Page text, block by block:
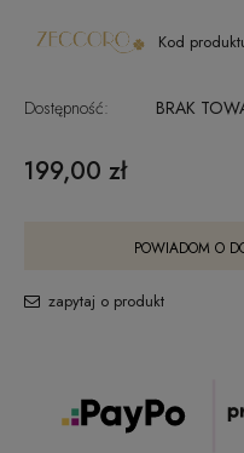
Kod
Dostępność: BRAK
199,00 zł
POWIADOM O
zapytaj o produkt